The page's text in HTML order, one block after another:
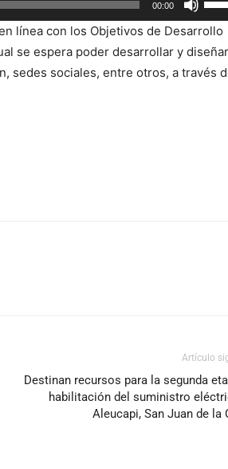
o
el
00:00
las
teclas
de
línea con los Objetivos de Desarrollo
se espera poder desarrollar y diseñar
sedes sociales, entre otros, a través
Artículo
Destinan recursos para la segunda
habilitación del suministro
Aleucapi, San Juan de la